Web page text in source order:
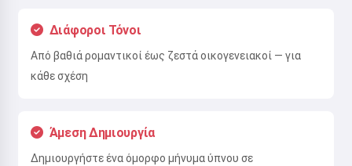
Διάφοροι Τόνοι
Από βαθιά ρομαντικοί έως ζεστά οικογενειακοί — για
κάθε σχέση
Άμεση Δημιουργία
Δημιουργήστε ένα όμορφο μήνυμα ύπνου σε